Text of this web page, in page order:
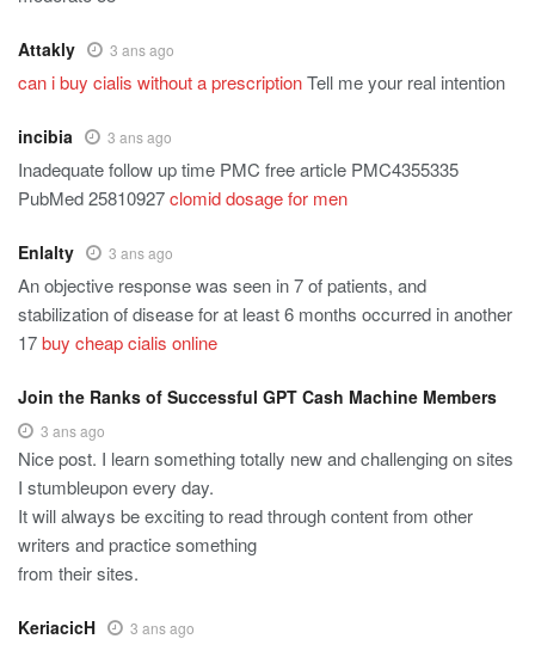
Attakly 3 ans ago
can i buy cialis without a prescriptionTell me your real intention
incibia 3 ans ago
Inadequate follow up time PMC free article PMC4355335
PubMed 25810927clomid dosage for men
Enlalty 3 ans ago
An objective response was seen in 7 of patients, and
stabilization of disease for at least 6 months occurred in another
17buy cheap cialis online
Join the Ranks of Successful GPT Cash Machine Members
3 ans ago
Nice post. I learn something totally new and challenging on sites
I stumbleupon every day.
It will always be exciting to read through content from other
writers and practice something
from their sites.
KeriacicH 3 ans ago